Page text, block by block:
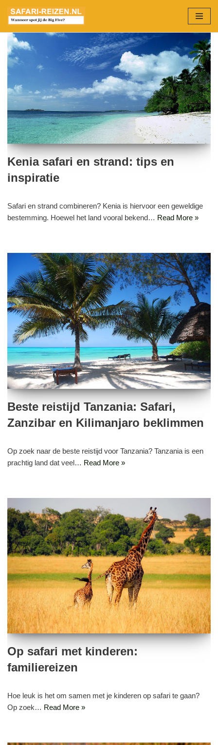
Ga
naar
de
inhoud
Kenia safari en strand: tips en
inspiratie
Safari en strand combineren? Kenia is hiervoor een geweldige
bestemming. Hoewel het land vooral bekend… Read More »
Beste reistijd Tanzania: Safari,
Zanzibar en Kilimanjaro beklimmen
Op zoek naar de beste reistijd voor Tanzania? Tanzania is een
prachtig land dat veel… Read More »
Op safari met kinderen:
familiereizen
Hoe leuk is het om samen met je kinderen op safari te gaan?
Op zoek… Read More »